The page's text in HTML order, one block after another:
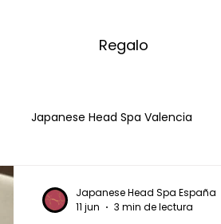
Regalo
Japanese Head Spa Valencia
Japanese Head Spa España
11 jun
3 min de lectura